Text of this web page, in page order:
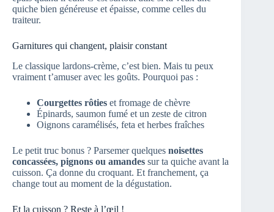
quiche bien généreuse et épaisse, comme celles du
traiteur.
Garnitures qui changent, plaisir constant
Le classique lardons-crème, c’est bien. Mais tu peux
vraiment t’amuser avec les goûts. Pourquoi pas :
Courgettes rôties et fromage de chèvre
Épinards, saumon fumé et un zeste de citron
Oignons caramélisés, feta et herbes fraîches
Le petit truc bonus ? Parsemer quelques noisettes
concassées, pignons ou amandes sur ta quiche avant la
cuisson. Ça donne du croquant. Et franchement, ça
change tout au moment de la dégustation.
Et la cuisson ? Reste à l’œil !